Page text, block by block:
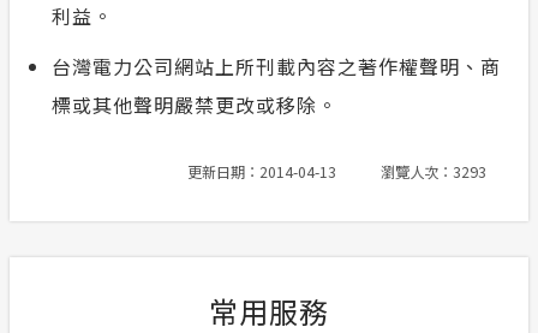
利益。
台灣電力公司網站上所刊載內容之著作權聲明、商
標或其他聲明嚴禁更改或移除。
更新日期：2014-04-13 瀏覽人次：3293
常用服務